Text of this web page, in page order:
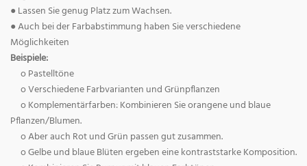
● Lassen Sie genug Platz zum Wachsen.
● Auch bei der Farbabstimmung haben Sie verschiedene
Möglichkeiten
Beispiele:
o Pastelltöne
o Verschiedene Farbvarianten und Grünpflanzen
o Komplementärfarben: Kombinieren Sie orangene und blaue
Pflanzen/Blumen.
o Aber auch Rot und Grün passen gut zusammen.
o Gelbe und blaue Blüten ergeben eine kontraststarke Komposition.